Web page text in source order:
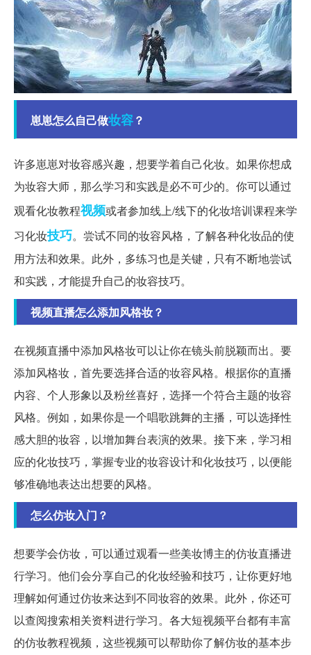
崽崽怎么自己做妆容？
许多崽崽对妆容感兴趣，想要学着自己化妆。如果你想成
为妆容大师，那么学习和实践是必不可少的。你可以通过
观看化妆教程视频或者参加线上/线下的化妆培训课程来学
习化妆技巧。尝试不同的妆容风格，了解各种化妆品的使
用方法和效果。此外，多练习也是关键，只有不断地尝试
和实践，才能提升自己的妆容技巧。
视频直播怎么添加风格妆？
在视频直播中添加风格妆可以让你在镜头前脱颖而出。要
添加风格妆，首先要选择合适的妆容风格。根据你的直播
内容、个人形象以及粉丝喜好，选择一个符合主题的妆容
风格。例如，如果你是一个唱歌跳舞的主播，可以选择性
感大胆的妆容，以增加舞台表演的效果。接下来，学习相
应的化妆技巧，掌握专业的妆容设计和化妆技巧，以便能
够准确地表达出想要的风格。
怎么仿妆入门？
想要学会仿妆，可以通过观看一些美妆博主的仿妆直播进
行学习。他们会分享自己的化妆经验和技巧，让你更好地
理解如何通过仿妆来达到不同妆容的效果。此外，你还可
以查阅搜索相关资料进行学习。各大短视频平台都有丰富
的仿妆教程视频，这些视频可以帮助你了解仿妆的基本步